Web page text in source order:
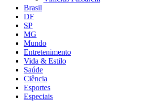
Brasil
DF
SP
MG
Mundo
Entretenimento
Vida & Estilo
Saúde
Ciência
Esportes
Especiais